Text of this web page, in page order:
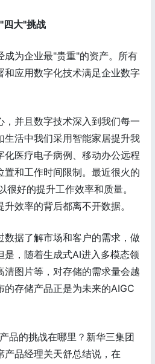
四大"挑战
成为企业最"贵重"的资产。所有
和应用数字化技术满足企业数字
，并且数字技术深入到我们每一
生活中我们采用智能家居提升我
化医疗电子病例、移动办公远程
置和工作时间限制。最近很火的
好的提升工作效率和质量。
效率的背后都离不开数据。
数据了解市场和客户的需求，做
是，随着生成式AI进入多模态领
清图片等，对存储的需求量会越
的存储产品正是为未来的AIGC
品的挑战在哪里？新华三集团
产品经理关天舒总结说，在